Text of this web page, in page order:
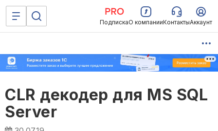
ПодпискаО компанииКонтактыАккаунт
CLR декодер для MS SQL
Server